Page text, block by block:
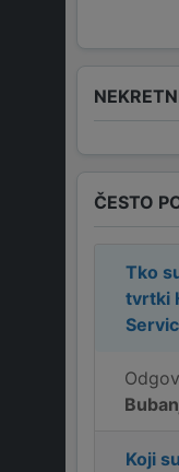
ČESTO
Tko
tvrtki
Koji